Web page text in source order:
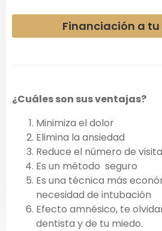
Financiación a
¿Cuáles son sus ventajas?
Minimiza el dolor
Elimina la ansiedad
Reduce el número de
Es un método seguro
Es una técnica más
necesidad de intubación
Efecto amnésico, te
dentista y de tu miedo.